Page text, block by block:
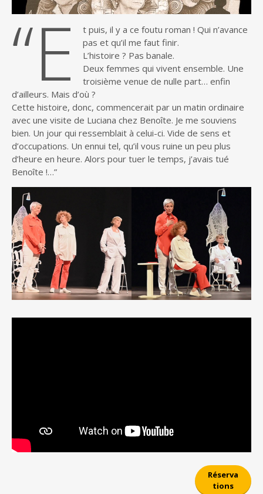
“E
t puis, il y a ce foutu roman ! Qui n’avance
pas et qu’il me faut finir.
L’histoire ? Pas banale.
Deux femmes qui vivent ensemble. Une
troisième venue de nulle part… enfin
d’ailleurs. Mais d’où ?
Cette histoire, donc, commencerait par un matin ordinaire
avec une visite de Luciana chez Benoîte. Je me souviens
bien. Un jour qui ressemblait à celui-ci. Vide de sens et
d’occupations. Un ennui tel, qu’il vous ruine un peu plus
d’heure en heure. Alors pour tuer le temps, j’avais tué
Benoîte !…”
Réserva
tions